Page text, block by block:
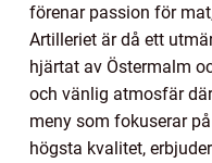
förenar passion för
Artilleriet är då ett
hjärtat av Östermalm
och vänlig atmosfär
meny som fokuserar
högsta kvalitet,